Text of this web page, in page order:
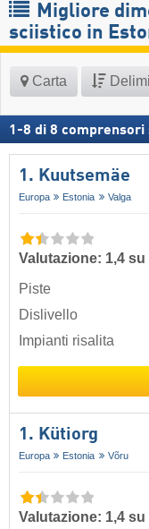
Migliore
sciistico in
Carta
1 -8 di 8 comprensori
1. Kuutsemäe
Europa Estonia Valga
Valutazione: 1,4 su
Piste
Dislivello
Impianti risalita
1. Kütiorg
Europa Estonia Võru
Valutazione: 1,4 su